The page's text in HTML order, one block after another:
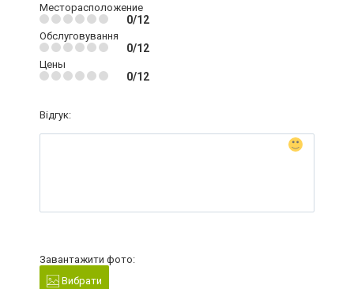
Месторасположение
0/12
Обслуговування
0/12
Цены
0/12
Відгук:
Завантажити фото:
Вибрати